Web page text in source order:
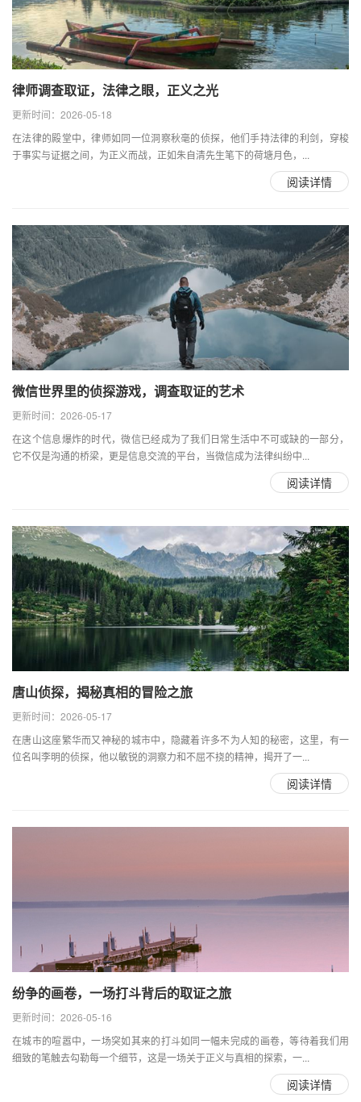
律师调查取证，法律之眼，正义之光
更新时间：2026-05-18
在法律的殿堂中，律师如同一位洞察秋毫的侦探，他们手持法律的利剑，穿梭
于事实与证据之间，为正义而战，正如朱自清先生笔下的荷塘月色，...
阅读详情
微信世界里的侦探游戏，调查取证的艺术
更新时间：2026-05-17
在这个信息爆炸的时代，微信已经成为了我们日常生活中不可或缺的一部分，
它不仅是沟通的桥梁，更是信息交流的平台，当微信成为法律纠纷中...
阅读详情
唐山侦探，揭秘真相的冒险之旅
更新时间：2026-05-17
在唐山这座繁华而又神秘的城市中，隐藏着许多不为人知的秘密，这里，有一
位名叫李明的侦探，他以敏锐的洞察力和不屈不挠的精神，揭开了一...
阅读详情
纷争的画卷，一场打斗背后的取证之旅
更新时间：2026-05-16
在城市的喧嚣中，一场突如其来的打斗如同一幅未完成的画卷，等待着我们用
细致的笔触去勾勒每一个细节，这是一场关于正义与真相的探索，一...
阅读详情